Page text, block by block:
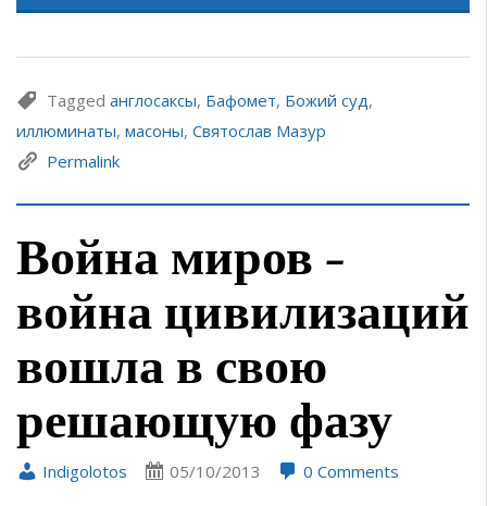
Tagged англосаксы, Бафомет, Божий суд,
иллюминаты, масоны, Святослав Мазур
Permalink
Война миров –
война цивилизаций
вошла в свою
решающую фазу
Indigolotos 05/10/2013 0 Comments